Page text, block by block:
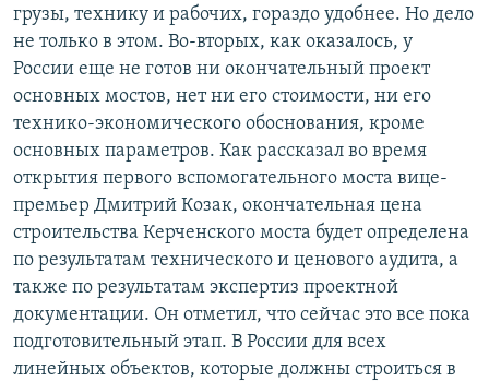
грузы, технику и рабочих, гораздо удобнее. Но дело
не только в этом. Во-вторых, как оказалось, у
России еще не готов ни окончательный проект
основных мостов, нет ни его стоимости, ни его
технико-экономического обоснования, кроме
основных параметров. Как рассказал во время
открытия первого вспомогательного моста вице-
премьер Дмитрий Козак, окончательная цена
строительства Керченского моста будет определена
по результатам технического и ценового аудита, а
также по результатам экспертиз проектной
документации. Он отметил, что сейчас это все пока
подготовительный этап. В России для всех
линейных объектов, которые должны строиться в